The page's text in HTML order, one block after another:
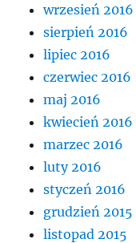
wrzesień 2016
sierpień 2016
lipiec 2016
czerwiec 2016
maj 2016
kwiecień 2016
marzec 2016
luty 2016
styczeń 2016
grudzień 2015
listopad 2015